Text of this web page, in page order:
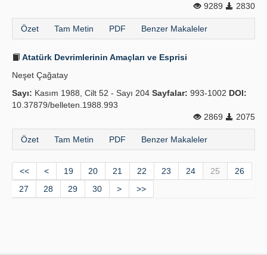
9289
2830
Özet Tam Metin PDF Benzer Makaleler
Atatürk Devrimlerinin Amaçları ve Esprisi
Neşet Çağatay
Sayı: Kasım 1988, Cilt 52 - Sayı 204 Sayfalar: 993-1002 DOI:
10.37879/belleten.1988.993
2869
2075
Özet Tam Metin PDF Benzer Makaleler
<< < 19 20 21 22 23 24 25
26
27
28 29 30 > >>